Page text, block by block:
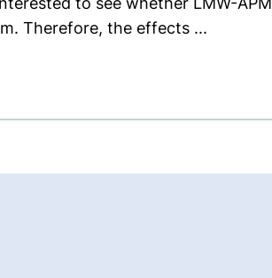
Therefore, the effects ...